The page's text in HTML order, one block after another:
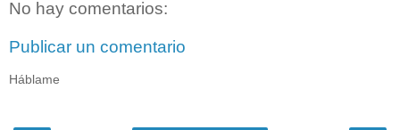
No hay comentarios:
Publicar un comentario
Háblame